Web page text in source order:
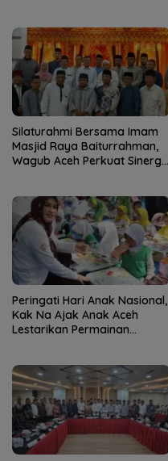
Silaturahmi Bersama Imam
Masjid Raya Baiturrahman,
Wagub Aceh Perkuat Sinergi
Peringati Hari Anak Nasional,
Kak Na Ajak Anak Aceh
Lestarikan Permainan